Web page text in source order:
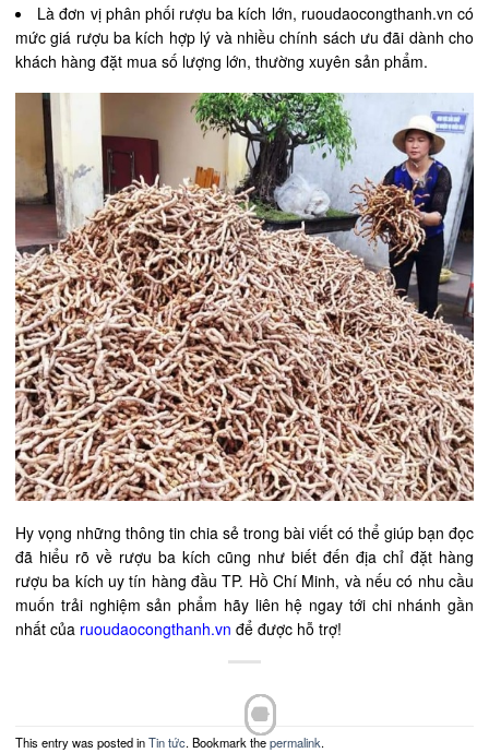
Là đơn vị phân phối rượu ba kích lớn, ruoudaocongthanh.vn có
mức giá rượu ba kích hợp lý và nhiều chính sách ưu đãi dành cho
khách hàng đặt mua số lượng lớn, thường xuyên sản phẩm.
Hy vọng những thông tin chia sẻ trong bài viết có thể giúp bạn đọc
đã hiểu rõ về rượu ba kích cũng như biết đến địa chỉ đặt hàng
rượu ba kích uy tín hàng đầu TP. Hồ Chí Minh, và nếu có nhu cầu
muốn trải nghiệm sản phẩm hãy liên hệ ngay tới chi nhánh gần
nhất của ruoudaocongthanh.vn để được hỗ trợ!
This entry was posted inTin tức. Bookmark thepermalink.